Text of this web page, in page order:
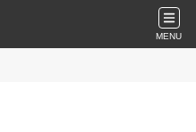
MENU